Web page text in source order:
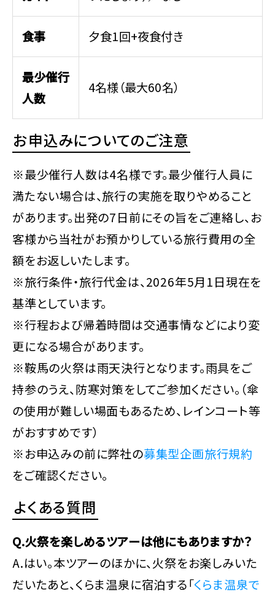
食事 夕食1回+夜食付き
最少催行
人数
4名様（最大60名）
お申込みについてのご注意
※最少催行人数は4名様です。最少催行人員に
満たない場合は、旅行の実施を取りやめること
があります。出発の7日前にその旨をご連絡し、お
客様から当社がお預かりしている旅行費用の全
額をお返しいたします。
※旅行条件・旅行代金は、2026年5月1日現在を
基準としています。
※行程および帰着時間は交通事情などにより変
更になる場合があります。
※鞍馬の火祭は雨天決行となります。雨具をご
持参のうえ、防寒対策をしてご参加ください。（傘
の使用が難しい場面もあるため、レインコート等
がおすすめです）
※お申込みの前に弊社の募集型企画旅行規約
をご確認ください。
よくある質問
Q.火祭を楽しめるツアーは他にもありますか？
A.はい。本ツアーのほかに、火祭をお楽しみいた
だいたあと、くらま温泉に宿泊する「くらま温泉で